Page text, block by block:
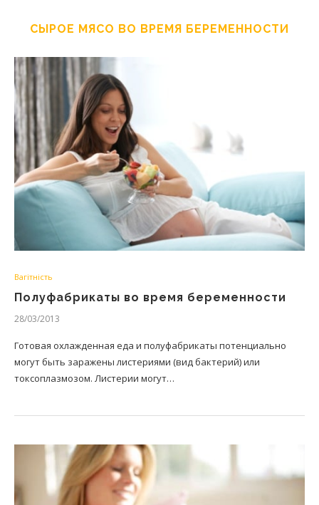
СЫРОЕ МЯСО ВО ВРЕМЯ БЕРЕМЕННОСТИ
Вагітність
Полуфабрикаты во время беременности
28/03/2013
Готовая охлажденная еда и полуфабрикаты потенциально
могут быть заражены листериями (вид бактерий) или
токсоплазмозом. Листерии могут…